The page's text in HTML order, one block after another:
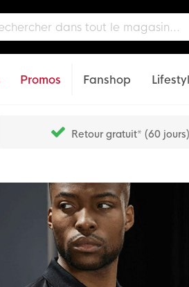
Promos Fanshop
Retour gratuit* (60